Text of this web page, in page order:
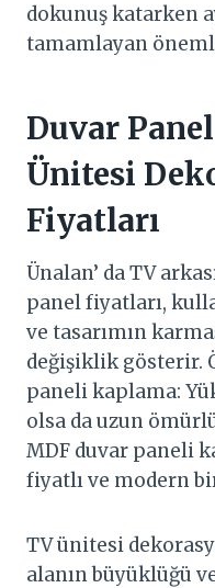
dokunuş katarken
tamamlayan
Duvar
Ünitesi
Fiyatları
Ünalan’ da TV
panel fiyatları,
ve tasarımın
değişiklik gösterir.
paneli kaplama:
olsa da uzun
MDF duvar paneli
fiyatlı ve modern
TV ünitesi
alanın büyüklüğü